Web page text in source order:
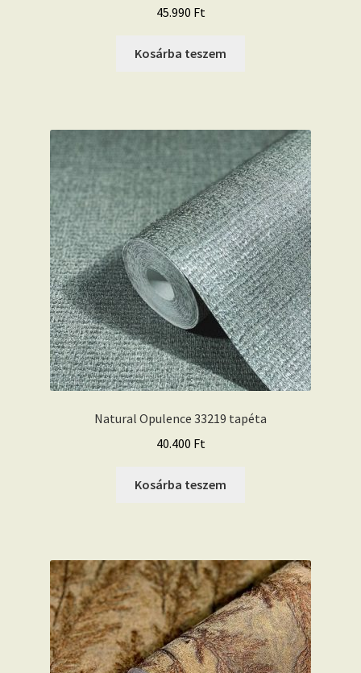
45.990 Ft
Kosárba teszem
Natural Opulence 33219 tapéta
40.400 Ft
Kosárba teszem